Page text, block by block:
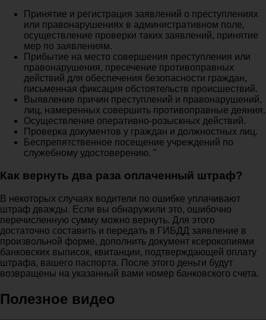
Принятие и регистрация заявлений о преступлениях
или правонарушениях в административном поле,
осуществление проверки таких заявлений, принятие
мер по заявлениям.
Прибытие на место совершения преступления или
правонарушения, пресечение противоправных
действий для обеспечения безопасности граждан,
письменная фиксация обстоятельств происшествий.
Выявление причин преступлений и правонарушений,
лиц, намеренных совершить противоправные деяния.
Осуществление оперативно-розыскных действий.
Проверка документов у граждан и должностных лиц.
Беспрепятственное посещение учреждений по
служебному удостоверению. "
Как вернуть два раза оплаченный штраф?
В некоторых случаях водители по ошибке уплачивают
штраф дважды. Если вы обнаружили это, ошибочно
перечисленную сумму можно вернуть. Для этого
достаточно составить и передать в ГИБДД заявление в
произвольной форме, дополнить документ ксерокопиями
банковских выписок, квитанции, подтверждающей оплату
штрафа, вашего паспорта. После этого деньги будут
возвращены на указанный вами номер банковского счета.
Полезное видео